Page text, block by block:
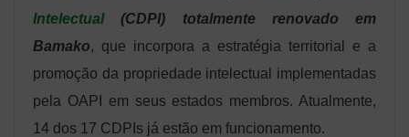
Intelectual(CDPI) totalmente renovado em
Bamako, que incorpora a estratégia territorial e a
promoção da propriedade intelectual implementadas
pela OAPI em seus estados membros. Atualmente,
14 dos 17 CDPIs já estão em funcionamento.